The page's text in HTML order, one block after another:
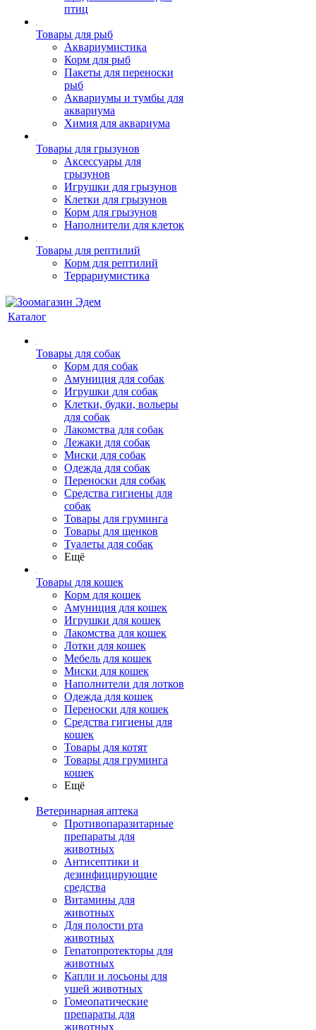
птиц
Товары для рыб
Аквариумистика
Корм для рыб
Пакеты для переноски
рыб
Аквариумы и тумбы для
аквариума
Химия для аквариума
Товары для грызунов
Аксессуары для
грызунов
Игрушки для грызунов
Клетки для грызунов
Корм для грызунов
Наполнители для клеток
Товары для рептилий
Корм для рептилий
Террариумистика
Каталог
Товары для собак
Корм для собак
Амуниция для собак
Игрушки для собак
Клетки, будки, вольеры
для собак
Лакомства для собак
Лежаки для собак
Миски для собак
Одежда для собак
Переноски для собак
Средства гигиены для
собак
Товары для груминга
Товары для щенков
Туалеты для собак
Ещё
Товары для кошек
Корм для кошек
Амуниция для кошек
Игрушки для кошек
Лакомства для кошек
Лотки для кошек
Мебель для кошек
Миски для кошек
Наполнители для лотков
Одежда для кошек
Переноски для кошек
Средства гигиены для
кошек
Товары для котят
Товары для груминга
кошек
Ещё
Ветеринарная аптека
Противопаразитарные
препараты для
животных
Антисептики и
дезинфицирующие
средства
Витамины для
животных
Для полости рта
животных
Гепатопротекторы для
животных
Капли и лосьоны для
ушей животных
Гомеопатические
препараты для
животных